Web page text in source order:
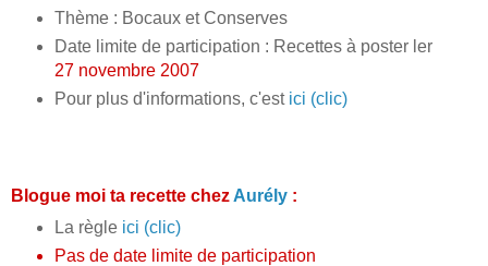
Thème : Bocaux et Conserves
Date limite de participation : Recettes à poster ler
27 novembre 2007
Pour plus d'informations, c'est ici (clic)
Blogue moi ta recette chez Aurély :
La règle ici (clic)
Pas de date limite de participation